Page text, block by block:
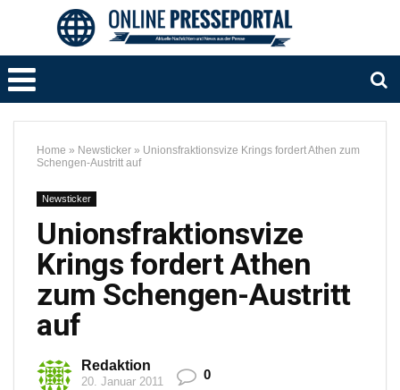
Home » Newsticker » Unionsfraktionsvize Krings fordert Athen zum
Schengen-Austritt auf
Newsticker
Unionsfraktionsvize
Krings fordert Athen
zum Schengen-Austritt
auf
Redaktion
20. Januar 2011 0